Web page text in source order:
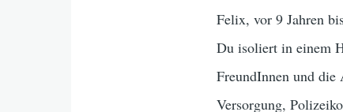
Felix, vor 9 Jahren
Du isoliert in einem
FreundInnen und die
Versorgung,